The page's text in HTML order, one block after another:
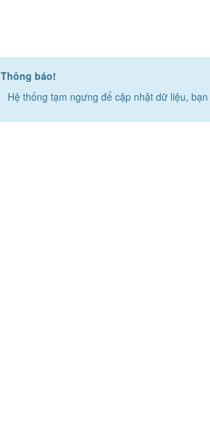
Thông báo!
Hệ thống tạm ngưng để cập nhật dữ liệu,